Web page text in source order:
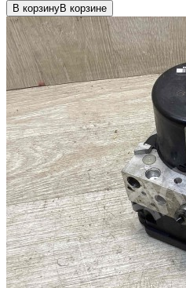
В корзинуВ корзине